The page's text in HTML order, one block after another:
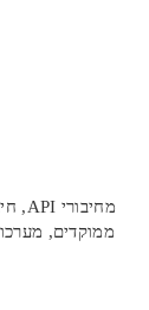
ממוקדים,